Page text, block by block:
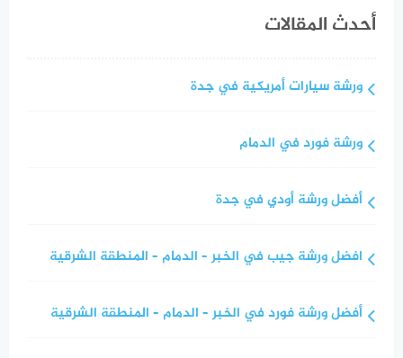
أحدث المقالات
ورشة سيارات أمريكية في جدة
ورشة فورد في الدمام
أفضل ورشة أودي في جدة
افضل ورشة جيب في الخبر – الدمام – المنطقة الشرقية
أفضل ورشة فورد في الخبر – الدمام – المنطقة الشرقية